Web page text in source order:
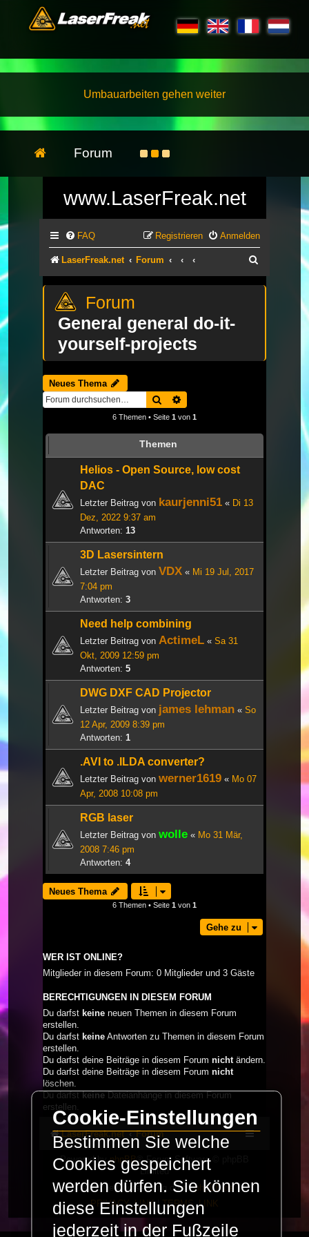
Umbauarbeiten gehen weiter
Forum
www.LaserFreak.net
FAQ Anmelden
Registrieren
LaserFreak.net Forum
General general do-it-
yourself-projects
Neues Thema
Suche
6 Themen • Seite 1 von 1
Themen
Helios - Open Source, low cost
DAC
Letzter Beitrag von kaurjenni51 « Di 13
Dez, 2022 9:37 am
Antworten: 13
3D Lasersintern
Letzter Beitrag von VDX « Mi 19 Jul, 2017
7:04 pm
Antworten: 3
Need help combining
Letzter Beitrag von ActimeL « Sa 31
Okt, 2009 12:59 pm
Antworten: 5
DWG DXF CAD Projector
Letzter Beitrag von james lehman « So
12 Apr, 2009 8:39 pm
Antworten: 1
.AVI to .ILDA converter?
Letzter Beitrag von werner1619 « Mo 07
Apr, 2008 10:08 pm
RGB laser
Letzter Beitrag von wolle « Mo 31 Mär,
2008 7:46 pm
Antworten: 4
Neues Thema
6 Themen • Seite 1 von 1
Gehe zu
WER IST ONLINE?
Mitglieder in diesem Forum: 0 Mitglieder und 3 Gäste
BERECHTIGUNGEN IN DIESEM FORUM
Du darfst keine neuen Themen in diesem Forum
erstellen.
Du darfst keine Antworten zu Themen in diesem Forum
erstellen.
Du darfst deine Beiträge in diesem Forum nicht ändern.
Du darfst deine Beiträge in diesem Forum nicht
löschen.
Du darfstkeineDateianhänge in diesem Forum
erstellen.
LaserFreak.net Forum
Powered byphpBB® Forum Software © phpBB
Limited
Deutsche Übersetzung durchphpBB.de
PRIVACY_LINK| TERMS_LINK
Cookie-Einstellungen
Bestimmen Sie welche
Cookies gespeichert
werden dürfen. Sie können
diese Einstellungen
jederzeit in der Fußzeile